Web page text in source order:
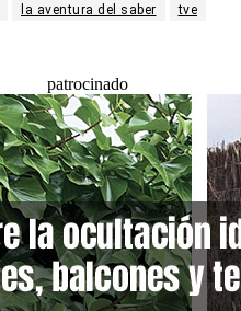
la aventura del saber tve
patrocinado